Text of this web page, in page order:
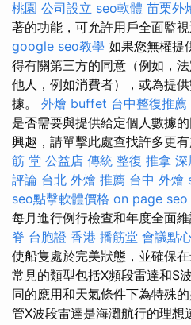
桃園 公司設立 seo軟體 苗栗外
著的功能，可允許用戶全面監視
google seo教學 如果您無權提
得有關第三方的同意（例如，
他人，例如消費者），或為提
據。 外燴 buffet 台中整復推薦
是否需要與提供給定個人數據
興趣，請單擊此處查找許多更有
筋 堂 公益店 傳統 整復 推拿
評論 台北 外燴 推薦 台中 外燴
seo點擊軟體價格 on page seo
每月進行例行檢查和年度全面維
脊 台胞證 香港 播筋堂 會議點
使船隻處於完美狀態，並確保
常見的類型包括X頻段雷達和S
同的應用和天氣條件下為特殊的
管X波段雷達是海灘航行的理想